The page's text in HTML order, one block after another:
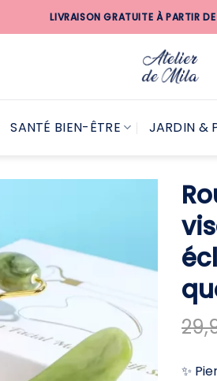
LIVRAISON GRATUITE À PARTIR
SANTÉ BIEN-ÊTRE JARDIN &
✨